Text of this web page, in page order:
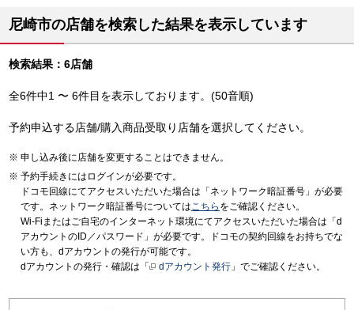
尼崎市の店舗を検索した結果を表示しています
検索結果：6店舗
全6件中1 〜 6件目を表示しております。(50音順)
予約申込する店舗/購入商品受取り店舗を選択してください。
申し込み後に店舗を変更することはできません。
予約手続きにはログインが必要です。
ドコモ回線にてアクセスいただいた場合は「ネットワーク暗証番号」が必要
です。ネットワーク暗証番号についてはこちら をご確認ください。
Wi-Fiまたはご自宅のインターネット環境にてアクセスいただいた場合は「d
アカウントのID／パスワード」が必要です。ドコモの契約回線をお持ちでな
い方も、dアカウントの発行が可能です。
dアカウントの発行・確認は「
dアカウント発行 」でご確認ください。